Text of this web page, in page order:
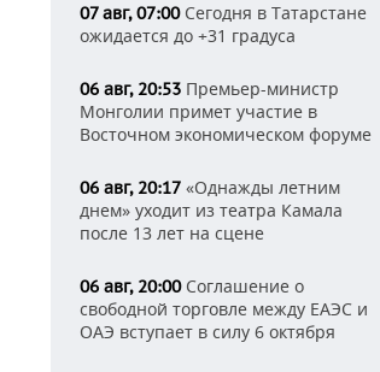
07 авг, 07:00Сегодня в Татарстане
ожидается до +31 градуса
06 авг, 20:53 Премьер-министр
Монголии примет участие в
Восточном экономическом форуме
06 авг, 20:17 «Однажды летним
днем» уходит из театра Камала
после 13 лет на сцене
06 авг, 20:00Соглашение о
свободной торговле между ЕАЭС и
ОАЭ вступает в силу 6 октября